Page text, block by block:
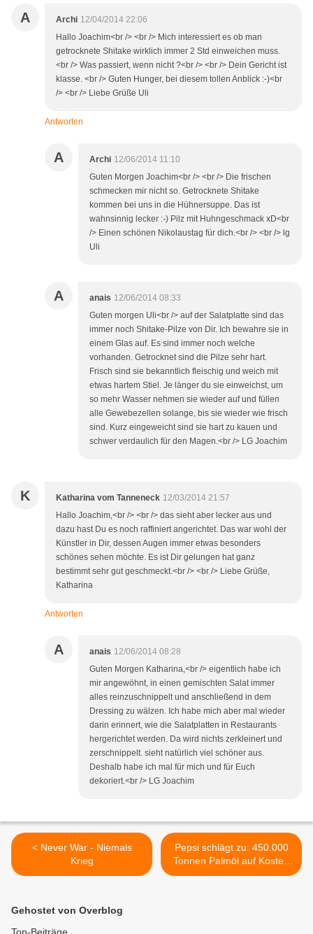
A Archi 12/04/2014 22:06
Hallo Joachim<br /> <br /> Mich interessiert es ob man
getrocknete Shitake wirklich immer 2 Std einweichen muss.
<br /> Was passiert, wenn nicht ?<br /> <br /> Dein Gericht ist
klasse. <br /> Guten Hunger, bei diesem tollen Anblick :-)<br
/> <br /> Liebe Grüße Uli
Antworten
A Archi 12/06/2014 11:10
Guten Morgen Joachim<br /> <br /> Die frischen
schmecken mir nicht so. Getrocknete Shitake
kommen bei uns in die Hühnersuppe. Das ist
wahnsinnig lecker :-) Pilz mit Huhngeschmack xD<br
/> Einen schönen Nikolaustag für dich.<br /> <br /> lg
Uli
A anais 12/06/2014 08:33
Guten morgen Uli<br /> auf der Salatplatte sind das
immer noch Shitake-Pilze von Dir. Ich bewahre sie in
einem Glas auf. Es sind immer noch welche
vorhanden. Getrocknet sind die Pilze sehr hart.
Frisch sind sie bekanntlich fleischig und weich mit
etwas hartem Stiel. Je länger du sie einweichst, um
so mehr Wasser nehmen sie wieder auf und füllen
alle Gewebezellen solange, bis sie wieder wie frisch
sind. Kurz eingeweicht sind sie hart zu kauen und
schwer verdaulich für den Magen.<br /> LG Joachim
K Katharina vom Tanneneck 12/03/2014 21:57
Hallo Joachim,<br /> <br /> das sieht aber lecker aus und
dazu hast Du es noch raffiniert angerichtet. Das war wohl der
Künstler in Dir, dessen Augen immer etwas besonders
schönes sehen möchte. Es ist Dir gelungen hat ganz
bestimmt sehr gut geschmeckt.<br /> <br /> Liebe Grüße,
Katharina
Antworten
A anais 12/06/2014 08:28
Guten Morgen Katharina,<br /> eigentlich habe ich
mir angewöhnt, in einen gemischten Salat immer
alles reinzuschnippelt und anschließend in dem
Dressing zu wälzen. Ich habe mich aber mal wieder
darin erinnert, wie die Salatplatten in Restaurants
hergerichtet werden. Da wird nichts zerkleinert und
zerschnippelt. sieht natürlich viel schöner aus.
Deshalb habe ich mal für mich und für Euch
dekoriert.<br /> LG Joachim
< Never War - Niemals
Krieg
Pepsi schlägt zu: 450.000
Tonnen Palmöl auf Kosten
des Regenwaldes >
Gehostet von Overblog